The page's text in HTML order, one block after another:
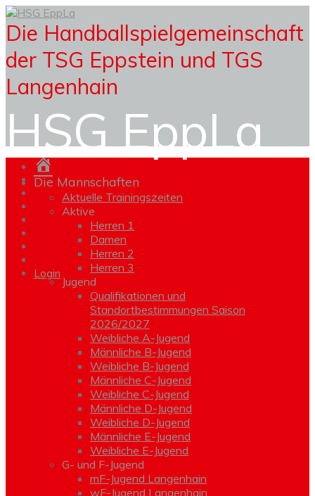
Die Handballspielgemeinschaft
der TSG Eppstein und TGS
Langenhain
HSG EppLa
Login
Die Mannschaften
Aktuelle Trainingszeiten
Aktive
Herren 1
Damen
Herren 2
Herren 3
Jugend
Qualifikationen und
Standortbestimmungen Saison
2026/2027
Weibliche A-Jugend
Männliche B-Jugend
Weibliche B-Jugend
Männliche C-Jugend
Weibliche C-Jugend
Männliche D-Jugend
Weibliche D-Jugend
Männliche E-Jugend
Weibliche E-Jugend
G- und F-Jugend
mF-Jugend Langenhain
wF-Jugend Langenhain